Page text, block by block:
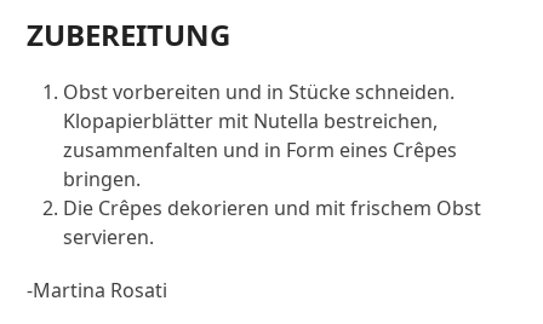
ZUBEREITUNG
Obst vorbereiten und in Stücke schneiden.
Klopapierblätter mit Nutella bestreichen,
zusammenfalten und in Form eines Crêpes
bringen.
Die Crêpes dekorieren und mit frischem Obst
servieren.
-Martina Rosati